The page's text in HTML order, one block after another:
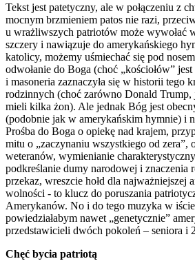
Tekst jest patetyczny, ale w połączeniu z
mocnym brzmieniem patos nie razi,
u wrażliwszych patriotów może wywołać
szczery i nawiązuje do amerykańskiego
katolicy, możemy uśmiechać się pod
odwołanie do Boga (choć „kościołów”
i masoneria zaznaczyła się w historii tego
rodzinnych (choć zarówno Donald
mieli kilka żon). Ale jednak Bóg jest
(podobnie jak w amerykańskim hymnie) i
Prośba do Boga o opiekę nad krajem,
mitu o „zaczynaniu wszystkiego od zera”,
weteranów, wymienianie
podkreślanie dumy narodowej i znaczenia
przekaz, wreszcie hołd dla najważniejszej
wolności - to klucz do poruszania
Amerykanów. No i do tego muzyka w
powiedziałabym nawet „genetycznie”
przedstawicieli dwóch pokoleń – seniora i
Chęć bycia patriotą